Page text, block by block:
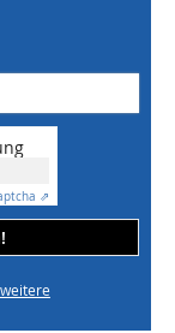
⇗